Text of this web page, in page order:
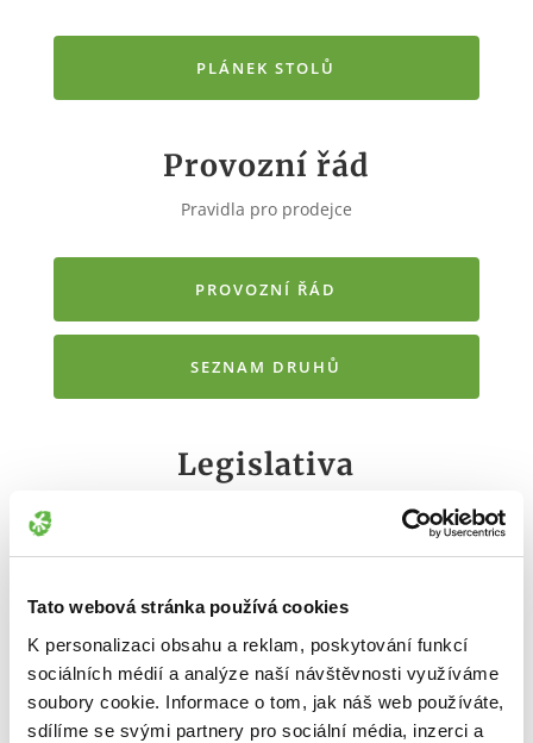
Tato webová stránka používá cookies
K personalizaci obsahu a reklam, poskytování funkcí
sociálních médií a analýze naší návštěvnosti využíváme
soubory cookie. Informace o tom, jak náš web používáte,
sdílíme se svými partnery pro sociální média, inzerci a
PLÁNEK STOLŮ
Provozní řád
Pravidla pro prodejce
PROVOZNÍ ŘÁD
SEZNAM DRUHŮ
Legislativa
INFORMACE CITES